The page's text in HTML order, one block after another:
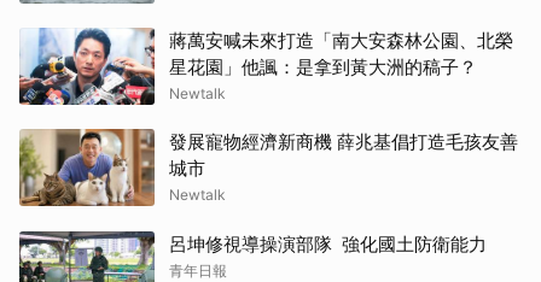
蔣萬安喊未來打造「南大安森林公園、北榮
星花園」他諷：是拿到黃大洲的稿子？
Newtalk
發展寵物經濟新商機 薛兆基倡打造毛孩友善
城市
Newtalk
呂坤修視導操演部隊 強化國土防衛能力
青年日報